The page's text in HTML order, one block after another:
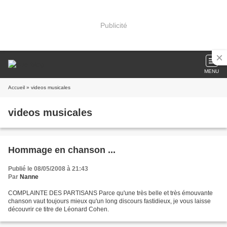
Publicité
MENU
Accueil » videos musicales
videos musicales
Hommage en chanson ...
Publié le 08/05/2008 à 21:43
Par Nanne
COMPLAINTE DES PARTISANS Parce qu'une très belle et très émouvante
chanson vaut toujours mieux qu'un long discours fastidieux, je vous laisse
découvrir ce titre de Léonard Cohen.